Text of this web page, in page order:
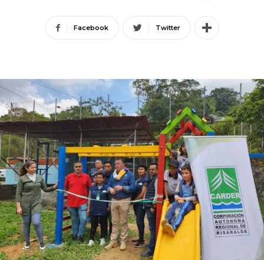
Facebook Twitter